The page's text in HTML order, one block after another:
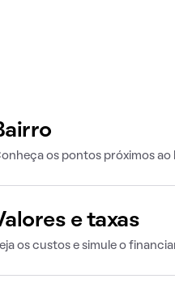
os pontos próximos ao
e taxas
os custos e simule o